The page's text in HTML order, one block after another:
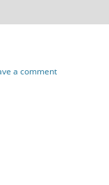
a comment